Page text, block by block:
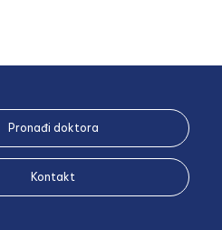
Pronađi doktora
Kontakt